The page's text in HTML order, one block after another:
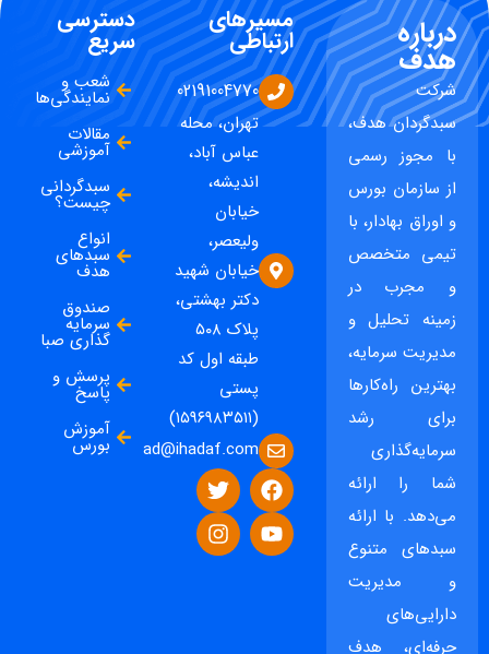
درباره
هدف
شرکت
سبدگردان هدف،
با مجوز رسمی
از سازمان بورس
و اوراق بهادار، با
تیمی متخصص
و مجرب در
زمینه تحلیل و
مدیریت سرمایه،
بهترین راه‌کارها
برای رشد
سرمایه‌گذاری
شما را ارائه
می‌دهد. با ارائه
سبدهای متنوع
و مدیریت
دارایی‌های
حرفه‌ای، هدف
مسیرهای
ارتباطی
02191004770
تهران، محله
عباس آباد،
اندیشه،
خیابان
ولیعصر،
خیابان شهید
دکتر بهشتی،
پلاک ۵۰۸
طبقه اول کد
پستی
(۱۵۹۶۹۸۳۵۱۱)
ad@ihadaf.com
دسترسی
سریع
شعب و
نمایندگی‌ها
مقالات
آموزشی
سبدگردانی
چیست؟
انواع
سبدهای
هدف
صندوق
سرمایه
گذاری صبا
پرسش و
پاسخ
آموزش
بورس